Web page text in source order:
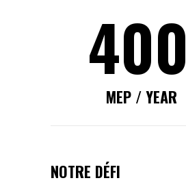
400
MEP / YEAR
NOTRE DÉFI